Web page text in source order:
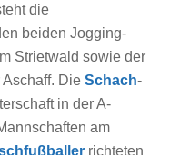
die
beiden Jogging-
Strietwald sowie der
Die Schach-
in der A-
am
richteten